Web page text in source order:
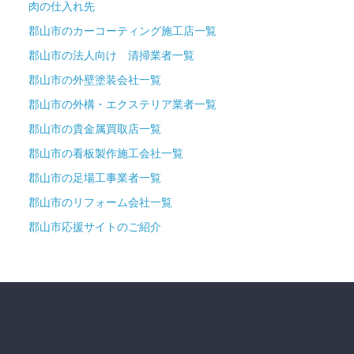
肉の仕入れ先
郡山市のカーコーティング施工店一覧
郡山市の法人向け 清掃業者一覧
郡山市の外壁塗装会社一覧
郡山市の外構・エクステリア業者一覧
郡山市の貴金属買取店一覧
郡山市の看板製作施工会社一覧
郡山市の足場工事業者一覧
郡山市のリフォーム会社一覧
郡山市応援サイトのご紹介